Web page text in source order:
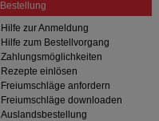
Bestellung
Hilfe zur Anmeldung
Hilfe zum Bestellvorgang
Zahlungsmöglichkeiten
Rezepte einlösen
Freiumschläge anfordern
Freiumschläge downloaden
Auslandsbestellung